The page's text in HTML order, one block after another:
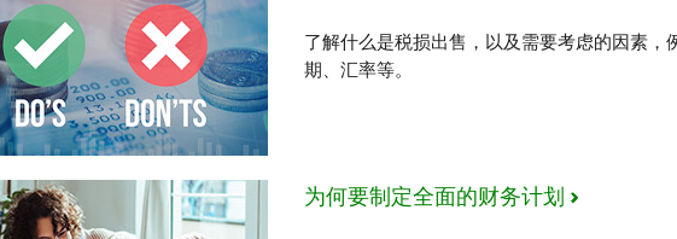
了解什么是税损出售，以及需要考虑的因素，
期、汇率等。
为何要制定全面的财务计划